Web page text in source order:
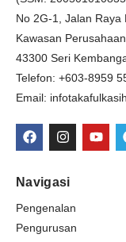
No 2G-1, Jalan Raya
Kawasan
43300 Seri
Telefon: +603-8959
Email:
F
a
c
b
o
o
k
I
n
s
a
g
r
a
m
Y
o
u
Navigasi
Pengenalan
Pengurusan